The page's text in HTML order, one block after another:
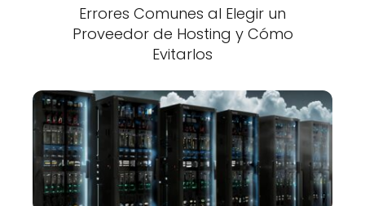
Errores Comunes al Elegir un
Proveedor de Hosting y Cómo
Evitarlos